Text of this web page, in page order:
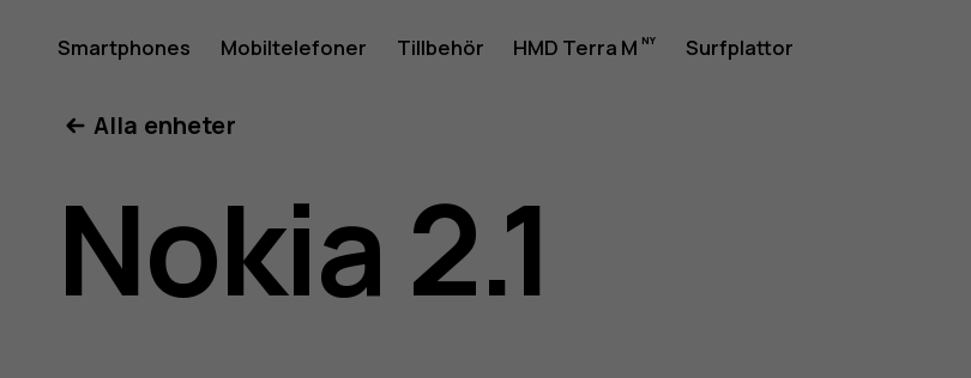
Användarhandbok
för
Nokia
Smartphones Mobiltelefoner Tillbehör HMD Terra M Surfplattor
Alla enheter
Nokia 2.1